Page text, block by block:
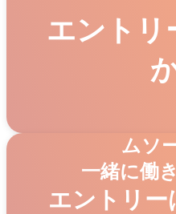
エントリ
ムソ
一緒に働
エントリー